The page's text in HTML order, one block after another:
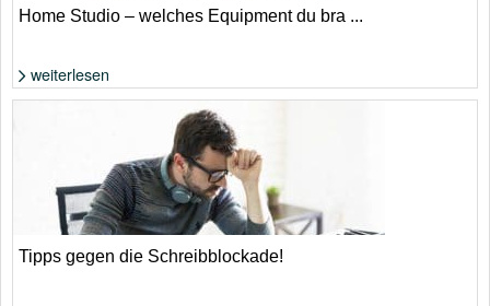
Home Studio – welches Equipment du bra ...
weiterlesen
Tipps gegen die Schreibblockade!